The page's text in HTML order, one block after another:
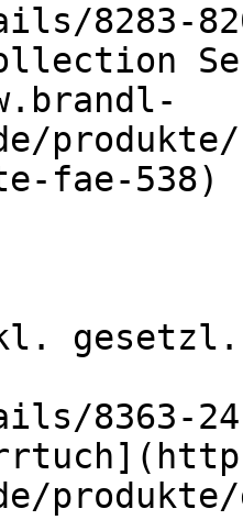
8283-
fae-538)
8363-